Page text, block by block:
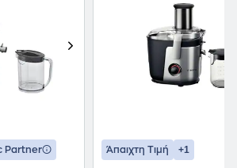
Partner Άπαιχτη Τιμή +1